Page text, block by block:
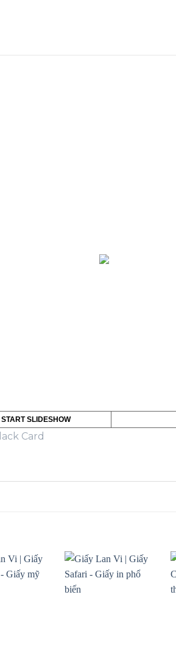
START SLIDESHOW